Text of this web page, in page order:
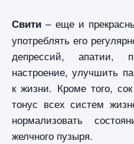
Свити – еще и
употреблять его
депрессий, апатии,
настроение, улучшить
к жизни. Кроме того,
тонус всех систем
нормализовать
желчного пузыря.